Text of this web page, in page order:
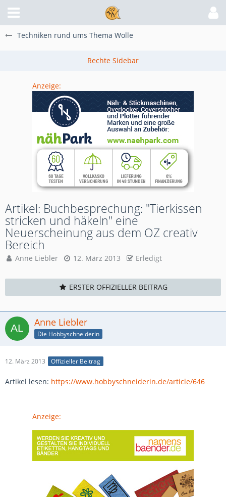
Techniken rund ums Thema Wolle
Anzeige:
Artikel: Buchbesprechung: "Tierkissen
stricken und häkeln" eine
Neuerscheinung aus dem OZ creativ
Bereich
Anne Liebler 12. März 2013 Erledigt
ERSTER OFFIZIELLER BEITRAG
Anne Liebler
Die Hobbyschneiderin
12. März 2013 Offizieller Beitrag
Artikel lesen: https://www.hobbyschneiderin.de/article/646
Anzeige: